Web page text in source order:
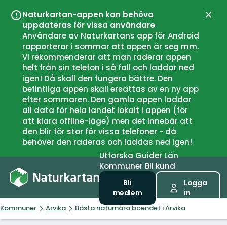
Naturkartan-appen kan behöva
uppdateras för vissa användare
Användare av Naturkartans app för Android
rapporterar i sommar att appen är seg mm.
Vi rekommenderar att man raderar appen
helt från sin telefon i så fall och laddar ned
igen! Då skall den fungera bättre. Den
befintliga appen skall ersättas av en ny app
efter sommaren. Den gamla appen laddar
all data för hela landet lokalt i appen (för
att klara offline-läge) men det innebär att
den blir för stor för vissa telefoner - då
behöver den raderas och laddas ned igen!
UtforskaGuiderLän
Kommuner Bli kund
Bli
medlem
Logga
in
Kommuner Arvika Bästa naturnära boendet i Arvika